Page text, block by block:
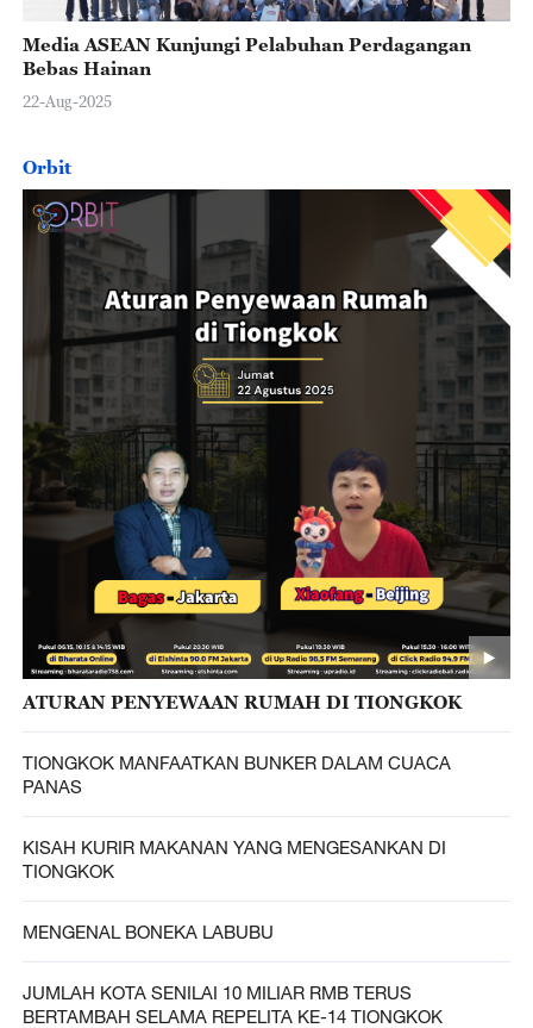
Media ASEAN Kunjungi Pelabuhan Perdagangan
Bebas Hainan
22-Aug-2025
Orbit
ATURAN PENYEWAAN RUMAH DI TIONGKOK
TIONGKOK MANFAATKAN BUNKER DALAM CUACA
PANAS
KISAH KURIR MAKANAN YANG MENGESANKAN DI
TIONGKOK
MENGENAL BONEKA LABUBU
JUMLAH KOTA SENILAI 10 MILIAR RMB TERUS
BERTAMBAH SELAMA REPELITA KE-14 TIONGKOK